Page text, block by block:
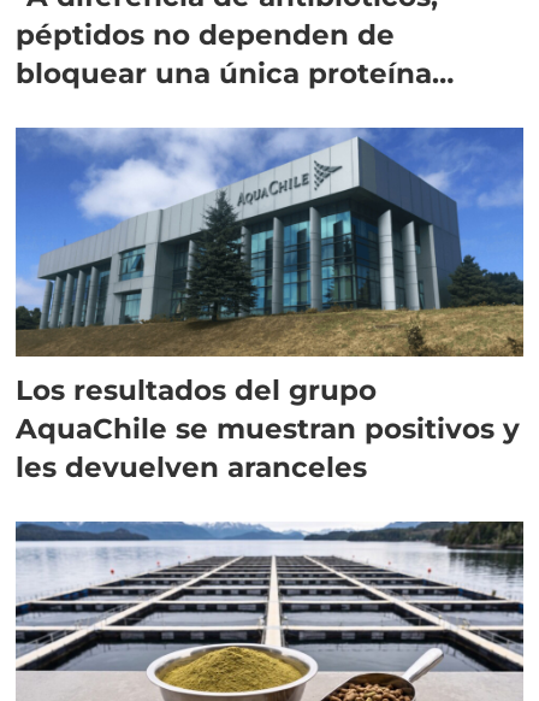
péptidos no dependen de
bloquear una única proteína
Los resultados del grupo
AquaChile se muestran positivos y
les devuelven aranceles